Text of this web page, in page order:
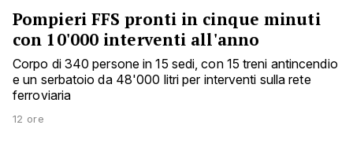
Pompieri FFS pronti in cinque minuti
con 10'000 interventi all'anno
Corpo di 340 persone in 15 sedi, con 15 treni antincendio
e un serbatoio da 48'000 litri per interventi sulla rete
ferroviaria
12 ore